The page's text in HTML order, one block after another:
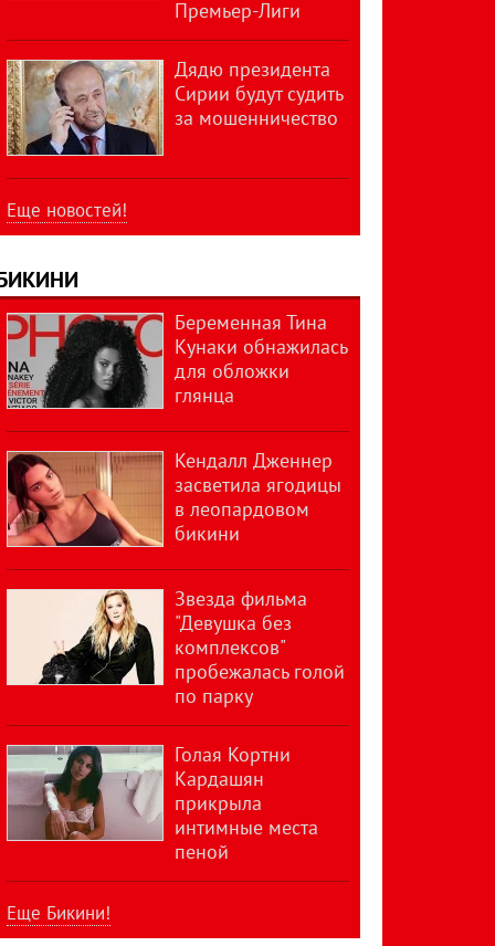
Премьер-Лиги
Дядю президента
Сирии будут судить
за мошенничество
Еще новостей!
Беременная Тина
Кунаки обнажилась
для обложки
глянца
Кендалл Дженнер
засветила ягодицы
в леопардовом
бикини
Звезда фильма
"Девушка без
комплексов"
пробежалась голой
по парку
Голая Кортни
Кардашян
прикрыла
интимные места
пеной
Еще Бикини!